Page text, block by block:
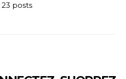
23 posts